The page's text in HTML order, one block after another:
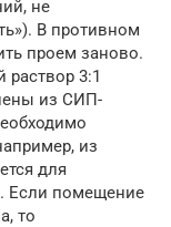
не
В противном
проем заново.
3:1
из СИП-
из
для
Если помещение
то